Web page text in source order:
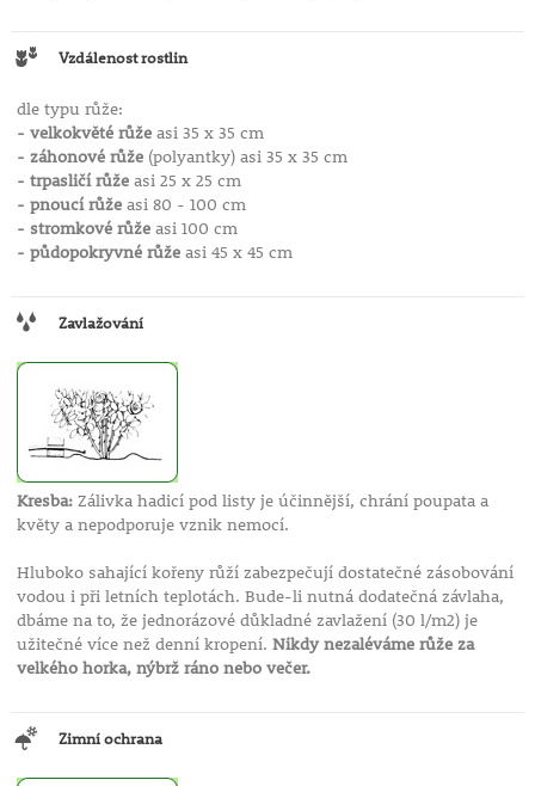
Vzdálenost rostlin
dle typu růže:
- velkokvěté růžeasi 35 x 35 cm
- záhonové růže(polyantky) asi 35 x 35 cm
- trpasličí růžeasi 25 x 25 cm
- pnoucí růžeasi 80 - 100 cm
- stromkové růžeasi 100 cm
- půdopokryvné růžeasi 45 x 45 cm
Zavlažování
Kresba:Zálivka hadicí pod listy je účinnější, chrání poupata a
květy a nepodporuje vznik nemocí.
Hluboko sahající kořeny růží zabezpečují dostatečné zásobování
vodou i při letních teplotách. Bude-li nutná dodatečná závlaha,
dbáme na to, že jednorázové důkladné zavlažení (30 l/m2) je
užitečné více než denní kropení. Nikdy nezaléváme růže za
velkého horka, nýbrž ráno nebo večer.
Zimní ochrana